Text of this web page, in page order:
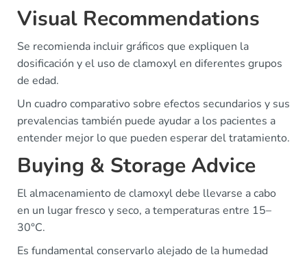
Visual Recommendations
Se recomienda incluir gráficos que expliquen la
dosificación y el uso de clamoxyl en diferentes grupos
de edad.
Un cuadro comparativo sobre efectos secundarios y sus
prevalencias también puede ayudar a los pacientes a
entender mejor lo que pueden esperar del tratamiento.
Buying & Storage Advice
El almacenamiento de clamoxyl debe llevarse a cabo
en un lugar fresco y seco, a temperaturas entre 15–
30°C.
Es fundamental conservarlo alejado de la humedad